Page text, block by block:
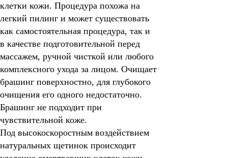
клетки кожи. Процедура похожа на
легкий пилинг и может существовать
как самостоятельная процедура, так и
в качестве подготовительной перед
массажем, ручной чисткой или любого
комплексного ухода за лицом. Очищает
брашинг поверхностно, для глубокого
очищения его одного недостаточно.
Брашинг не подходит при
чувствительной коже.
Под высокоскоростным воздействием
натуральных щетинок происходит